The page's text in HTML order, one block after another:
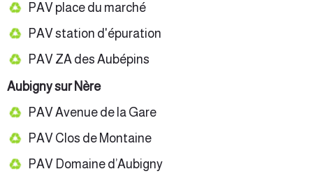
PAV place du marché
PAV station d'épuration
PAV ZA des Aubépins
Aubigny sur Nère
PAV Avenue de la Gare
PAV Clos de Montaine
PAV Domaine d’Aubigny